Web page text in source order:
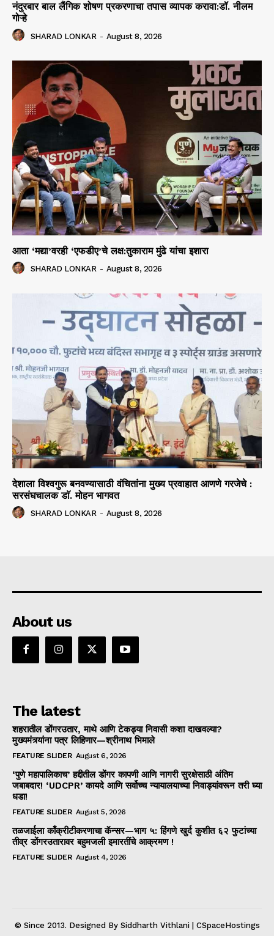
नंदुरबार बाल लैंगिक शोषण प्रकरणाचा तपास व्यापक करावा:डॉ. नीलम
गोऱ्हे
SHARAD LONKAR - August 8, 2026
आता ‘मद्या’वरही ‘एफडीए’चे लक्ष:तुकाराम मुंढे यांचा इशारा
SHARAD LONKAR - August 8, 2026
देशाला विश्वगुरू बनवण्यासाठी वंचितांना मुख्य प्रवाहात आणणे गरजेचे :
सरसंघचालक डाॅ. मोहन भागवत
SHARAD LONKAR - August 8, 2026
About us
The latest
शहरातील डोंगरउतार, माथे आणि टेकड्या निवासी कशा दाखवल्या?
मुख्यमंत्र्यांना पत्र लिहिणार—श्रीनाथ भिमाले
FEATURE SLIDER August 6, 2026
‘पुणे महापालिकाच’ हद्दीतील डोंगर कापणी आणि नागरी सुरक्षेसाठी अंतिम
जबाबदार! ‘UDCPR’ कायदे आणि सर्वोच्च न्यायालयाच्या निवाड्यांवरून तरी घ्या
धडा!
FEATURE SLIDER August 5, 2026
तळजाईला काँक्रीटीकरणाचा कॅन्सर—भाग ५: हिंगणे खुर्द कुशीत ६२ फुटांच्या
तीव्र डोंगरउतारावर बहुमजली इमारतींचे आक्रमण !
FEATURE SLIDER August 4, 2026
© Since 2013. Designed By Siddharth Vithlani | CSpaceHostings